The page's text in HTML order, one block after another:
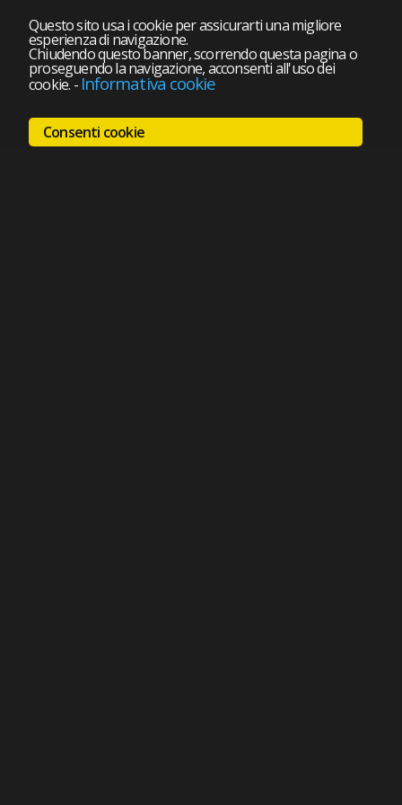
Questo sito usa i cookie per assicurarti una migliore
esperienza di navigazione.
Chiudendo questo banner, scorrendo questa pagina o
proseguendo la navigazione, acconsenti all'uso dei
cookie. - Informativa cookie
Consenti cookie